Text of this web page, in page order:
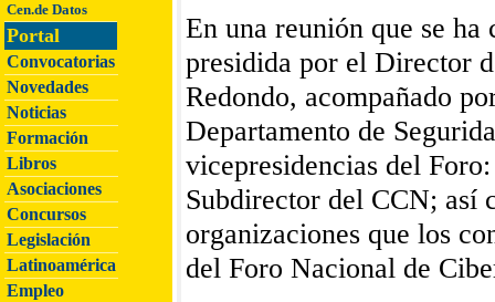
Cen.de Datos
Portal
Convocatorias
Novedades
Noticias
Formación
Libros
Asociaciones
Concursos
Legislación
Latinoamérica
Empleo
En una reunión que se
presidida por el Director
Redondo, acompañado
Departamento de
vicepresidencias del
Subdirector del CCN; así
organizaciones que los
del Foro Nacional de